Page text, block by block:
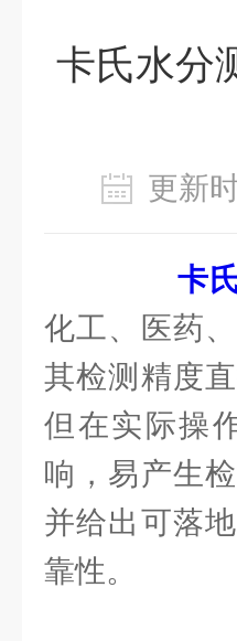
卡氏水分
更新
卡
化工、医药
其检测精度
但在实际操
响，易产生
并给出可落
靠性。